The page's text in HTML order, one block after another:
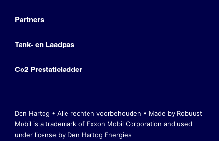
Partners
Tank- en Laadpas
Co2 Prestatieladder
Den Hartog • Alle rechten voorbehouden • Made by Robuust
Mobil is a trademark of Exxon Mobil Corporation and used
under license by Den Hartog Energies